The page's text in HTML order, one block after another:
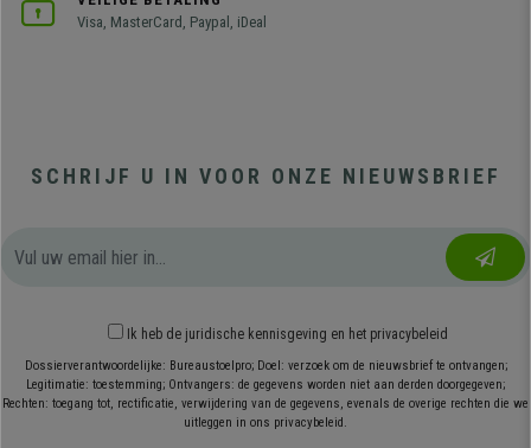
Visa, MasterCard, Paypal, iDeal
SCHRIJF U IN VOOR ONZE NIEUWSBRIEF
Ik heb de juridische kennisgeving en het privacybeleid
Dossierverantwoordelijke: Bureaustoelpro; Doel: verzoek om de nieuwsbrief te ontvangen;
Legitimatie: toestemming; Ontvangers: de gegevens worden niet aan derden doorgegeven;
Rechten: toegang tot, rectificatie, verwijdering van de gegevens, evenals de overige rechten die we
uitleggen in ons privacybeleid.